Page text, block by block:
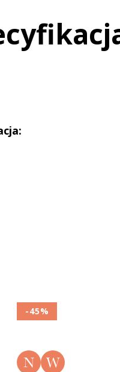
:
N W
-45%